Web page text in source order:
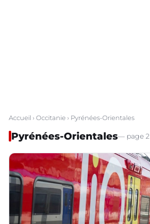
Accueil › Occitanie › Pyrénées-Orientales
Pyrénées-Orientales— page 2